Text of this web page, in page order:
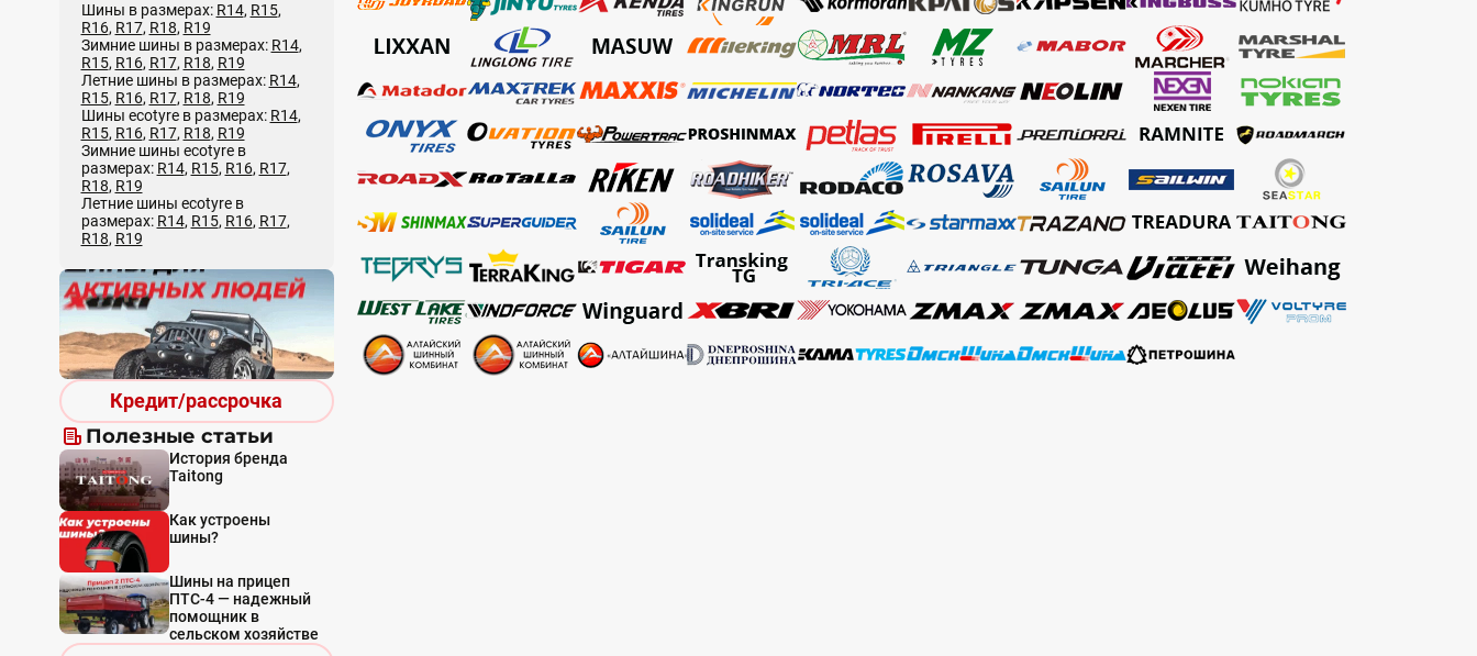
Шины в размерах: R14, R15,
R16, R17, R18, R19
Зимние шины в размерах: R14,
R15, R16, R17, R18, R19
Летние шины в размерах: R14,
R15, R16, R17, R18, R19
Шины ecotyre в размерах: R14,
R15, R16, R17, R18, R19
Зимние шины ecotyre в
размерах: R14, R15, R16, R17,
R18, R19
Летние шины ecotyre в
размерах: R14, R15, R16, R17,
R18, R19
Кредит/рассрочка
Полезные статьи
История бренда
Taitong
Как устроены
шины?
Шины на прицеп
ПТС-4 — надежный
помощник в
сельском хозяйстве